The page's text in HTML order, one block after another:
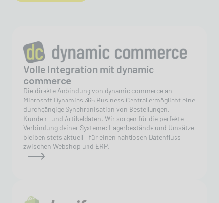
Volle Integration mit dynamic
commerce
Die direkte Anbindung von dynamic commerce an
Microsoft Dynamics 365 Business Central ermöglicht eine
durchgängige Synchronisation von Bestellungen,
Kunden- und Artikeldaten. Wir sorgen für die perfekte
Verbindung deiner Systeme: Lagerbestände und Umsätze
bleiben stets aktuell – für einen nahtlosen Datenfluss
zwischen Webshop und ERP.